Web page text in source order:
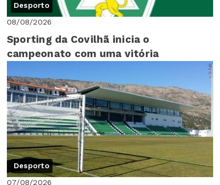
Desporto
08/08/2026
Sporting da Covilhã inicia o
campeonato com uma vitória
Desporto
07/08/2026